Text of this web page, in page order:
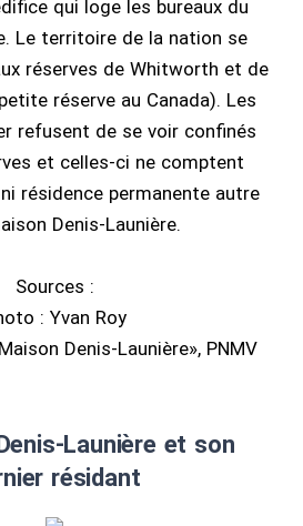
qui loge les bureaux du
Le territoire de la nation se
réserves de Whitworth et de
réserve au Canada). Les
refusent de se voir confinés
et celles-ci ne comptent
résidence permanente autre
Denis-Launière.
Sources :
: Yvan Roy
Denis-Launière», PNMV
Launière et son
résidant